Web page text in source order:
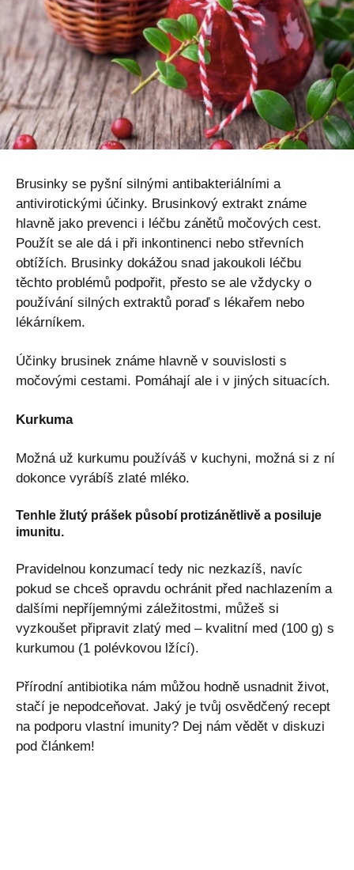
Brusinky se pyšní silnými antibakteriálními a
antivirotickými účinky. Brusinkový extrakt známe
hlavně jako prevenci i léčbu zánětů močových cest.
Použít se ale dá i při inkontinenci nebo střevních
obtížích. Brusinky dokážou snad jakoukoli léčbu
těchto problémů podpořit, přesto se ale vždycky o
používání silných extraktů poraď s lékařem nebo
lékárníkem.
Účinky brusinek známe hlavně v souvislosti s
močovými cestami. Pomáhají ale i v jiných situacích.
Kurkuma
Možná už kurkumu používáš v kuchyni, možná si z ní
dokonce vyrábíš zlaté mléko.
Tenhle žlutý prášek působí protizánětlivě a posiluje
imunitu.
Pravidelnou konzumací tedy nic nezkazíš, navíc
pokud se chceš opravdu ochránit před nachlazením a
dalšími nepříjemnými záležitostmi, můžeš si
vyzkoušet připravit zlatý med – kvalitní med (100 g) s
kurkumou (1 polévkovou lžící).
Přírodní antibiotika nám můžou hodně usnadnit život,
stačí je nepodceňovat. Jaký je tvůj osvědčený recept
na podporu vlastní imunity? Dej nám vědět v diskuzi
pod článkem!